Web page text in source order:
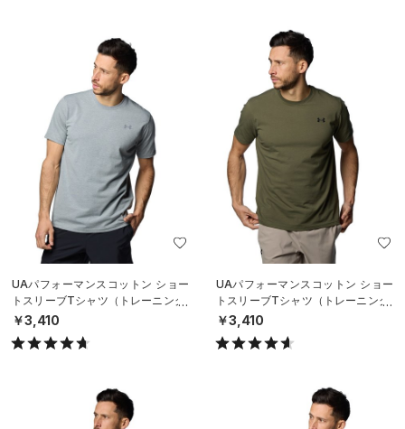
UAパフォーマンスコットン ショー
トスリーブTシャツ（トレーニング/
MEN）
￥3,410
UAパフォーマンスコットン ショー
トスリーブTシャツ（トレーニング/
MEN）
￥3,410